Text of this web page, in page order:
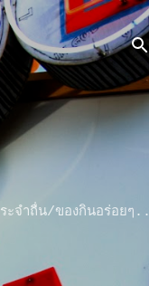
ะจำถื่น/ของกินอร่อยๆ..